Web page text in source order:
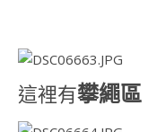
這裡有攀繩區